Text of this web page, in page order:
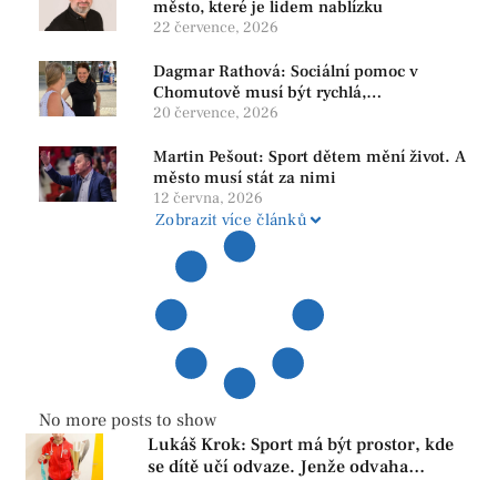
město, které je lidem nablízku
22 července, 2026
Dagmar Rathová: Sociální pomoc v
Chomutově musí být rychlá,
srozumitelná a férová. Ne udržovat lidi v
20 července, 2026
Martin Pešout: Sport dětem mění život. A
město musí stát za nimi
12 června, 2026
Zobrazit více článků
No more posts to show
Lukáš Krok: Sport má být prostor, kde
se dítě učí odvaze. Jenže odvaha